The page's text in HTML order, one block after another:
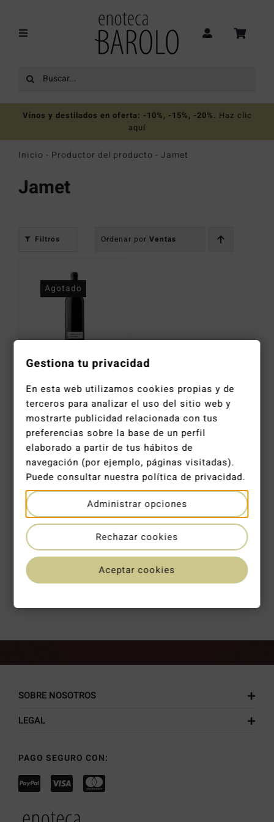
contenido
Toggle
Recomendaciones
Ofertas
Destilados
Catas y Actividades
Buscar:
Vinos y destilados en oferta: -10%, -15%, -20%. Haz clic
aquí
Inicio - Productor del producto - Jamet
Jamet
Filtros Ordenar por Ventas
Agotado
193,00€
ENTREGA EN 2-4 DÍAS LABORALES
ENVÍO GRATUITO EN PEDIDOS DE +120 €
PUNTUACIÓN DE 4,8/5 ENGOOGLE
SOBRE NOSOTROS
LEGAL
PAGO SEGURO CON:
Gestiona tu privacidad
En esta web utilizamos cookies propias y de
terceros para analizar el uso del sitio web y
mostrarte publicidad relacionada con tus
preferencias sobre la base de un perfil
elaborado a partir de tus hábitos de
navegación (por ejemplo, páginas visitadas).
Puede consultar nuestra política de privacidad.
Administrar opciones
Rechazar cookies
Aceptar cookies